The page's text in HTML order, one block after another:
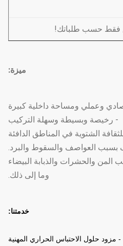
فقط حسب طلباتك!
ميزة:
وعملي ومساحة داخلية كبيرة
- رخيصة وبسيطة وسهلة التركيب
الشتوية في المناطق الدافئة
بسبب العواصف والسقوط والبرد.
المن والحشرات والذبابة البيضاء
وما إلى ذلك.
خدمتنا:
- مزود حلول الاحتباس الحراري المهنية